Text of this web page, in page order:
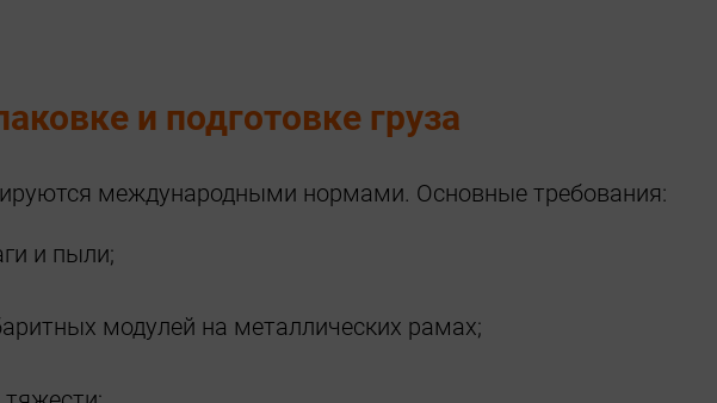
и подготовке груза
международными нормами. Основные требования:
и пыли;
модулей на металлических рамах;